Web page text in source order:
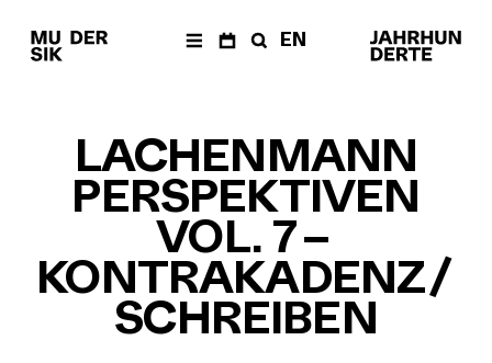
EN
KALENDER
Archiv
ÜBER UNS
Musik der
Jahrhunderte
Festivals & Reihen
Neue
Vocalsolisten
LACHENMANN
PERSPEKTIVEN
VOL. 7–
KONTRAKADENZ/
SCHREIBEN